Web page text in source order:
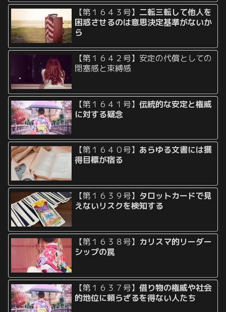
【第１６４３号】 二転三転して他人を
困惑させるのは意思決定基準がないか
ら
【第１６４２号】安定の代償としての
閉塞感と束縛感
【第１６４１号】伝統的な安定と権威
に対する疑念
【第１６４０号】 あらゆる文書には獲
得目標が宿る
【第１６３９号】 タロットカードで見
えないリスクを検知する
【第１６３８号】 カリスマ的リーダー
シップの罠
【第１６３７号】借り物の権威や社会
的地位に頼らざるを得ない人たち